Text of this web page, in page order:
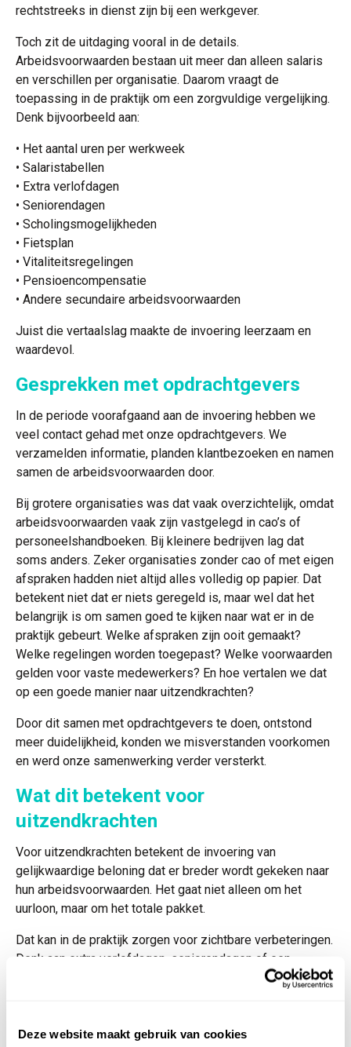
Deze website maakt gebruik van cookies
rechtstreeks in dienst zijn bij een werkgever.
Toch zit de uitdaging vooral in de details.
Arbeidsvoorwaarden bestaan uit meer dan alleen salaris
en verschillen per organisatie. Daarom vraagt de
toepassing in de praktijk om een zorgvuldige vergelijking.
Denk bijvoorbeeld aan:
• Het aantal uren per werkweek
• Salaristabellen
• Extra verlofdagen
• Seniorendagen
• Scholingsmogelijkheden
• Fietsplan
• Vitaliteitsregelingen
• Pensioencompensatie
• Andere secundaire arbeidsvoorwaarden
Juist die vertaalslag maakte de invoering leerzaam en
waardevol.
Gesprekken met opdrachtgevers
In de periode voorafgaand aan de invoering hebben we
veel contact gehad met onze opdrachtgevers. We
verzamelden informatie, planden klantbezoeken en namen
samen de arbeidsvoorwaarden door.
Bij grotere organisaties was dat vaak overzichtelijk, omdat
arbeidsvoorwaarden vaak zijn vastgelegd in cao’s of
personeelshandboeken. Bij kleinere bedrijven lag dat
soms anders. Zeker organisaties zonder cao of met eigen
afspraken hadden niet altijd alles volledig op papier. Dat
betekent niet dat er niets geregeld is, maar wel dat het
belangrijk is om samen goed te kijken naar wat er in de
praktijk gebeurt. Welke afspraken zijn ooit gemaakt?
Welke regelingen worden toegepast? Welke voorwaarden
gelden voor vaste medewerkers? En hoe vertalen we dat
op een goede manier naar uitzendkrachten?
Door dit samen met opdrachtgevers te doen, ontstond
meer duidelijkheid, konden we misverstanden voorkomen
en werd onze samenwerking verder versterkt.
Wat dit betekent voor
uitzendkrachten
Voor uitzendkrachten betekent de invoering van
gelijkwaardige beloning dat er breder wordt gekeken naar
hun arbeidsvoorwaarden. Het gaat niet alleen om het
uurloon, maar om het totale pakket.
Dat kan in de praktijk zorgen voor zichtbare verbeteringen.
Denk aan extra verlofdagen, seniorendagen of een
compensatie in het uurloon wanneer bepaalde
Ook ervaring en opleiding worden belangrijker bij de juiste